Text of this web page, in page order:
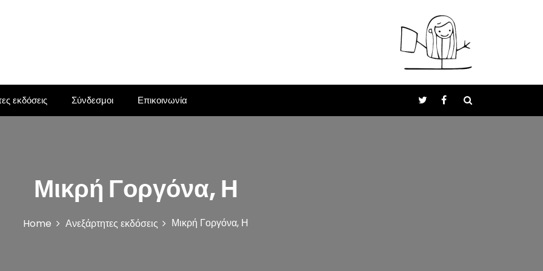
εκδόσεις Σύνδεσμοι Επικοινωνία
Μικρή Γοργόνα, Η
Home Ανεξάρτητες εκδόσεις Μικρή Γοργόνα, Η